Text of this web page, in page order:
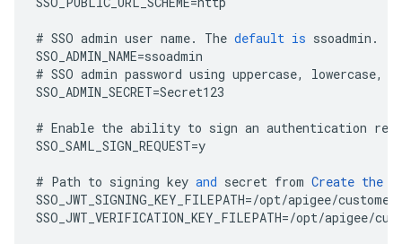
# SSO admin user name. The default is ssoadmin .
SSO_ADMIN_NAME=ssoadmin
# SSO admin password using uppercase, lowercase,
SSO_ADMIN_SECRET=Secret123
# Enable the ability to sign an authentication
SSO_SAML_SIGN_REQUEST=y
# Path to signing key and secret from Create the
SSO_JWT_SIGNING_KEY_FILEPATH=/opt/apigee/customer
SSO_JWT_VERIFICATION_KEY_FILEPATH=/opt/apigee/